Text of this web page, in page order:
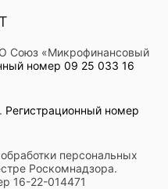
Союз «Микрофинансовый
номер 09 25 033 16
Регистрационный номер
персональных
Роскомнадзора.
16-22-014471